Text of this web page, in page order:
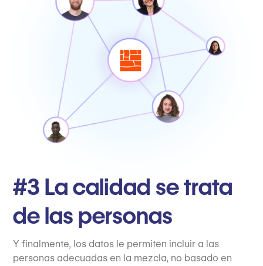
#3 La calidad se trata
de las personas
Y finalmente, los datos le permiten incluir a las
personas adecuadas en la mezcla, no basado en